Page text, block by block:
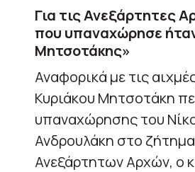
Για τις Ανεξάρτητες
που υπαναχώρησε
Μητσοτάκης»
Αναφορικά με τις
Κυριάκου Μητσοτάκη
υπαναχώρησης του
Ανδρουλάκη στο
Ανεξάρτητων Αρχών, ο